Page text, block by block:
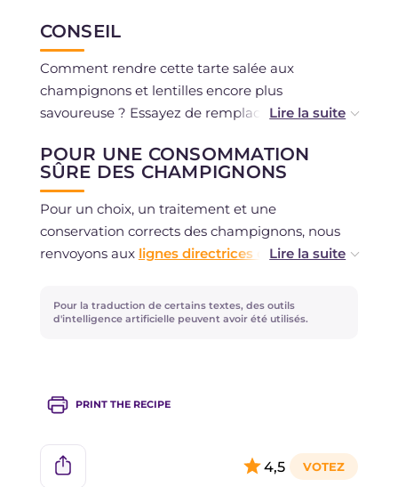
au réfrigérateur pendant 2-3 jours en la
couvrant soigneusement avec du film plastique.
CONSEIL
Comment rendre cette tarte salée aux
champignons et lentilles encore plus
savoureuse ? Essayez de remplacer la poitrine
ajoutez quelques cèpes séchés aux chiodini !
POUR UNE CONSOMMATION
SÛRE DES CHAMPIGNONS
Pour un choix, un traitement et une
conservation corrects des champignons, nous
renvoyons aux lignes directrices du ministère
Pour la traduction de certains textes, des outils
d'intelligence artificielle peuvent avoir été utilisés.
PRINT THE RECIPE
4,5